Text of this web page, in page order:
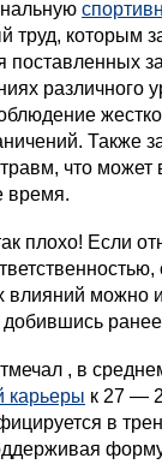
труд, которым
поставленных
различного
Также
что может
время.
плохо! Если
влияний можно
добившись
, в
карьеры к 27 —
в